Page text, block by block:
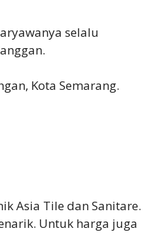
selalu
Kota Semarang.
Asia Tile dan Sanitare.
Untuk harga juga